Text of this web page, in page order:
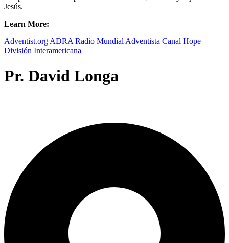
Jesús.
Learn More:
Adventist.org ADRA Radio Mundial Adventista Canal Hope
División Interamericana
Pr. David Longa